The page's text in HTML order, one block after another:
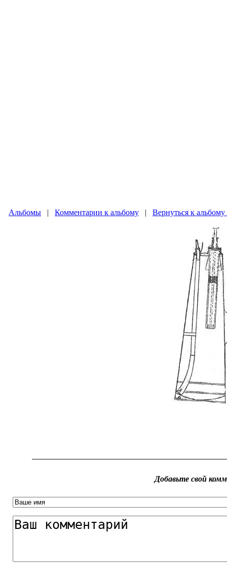
Альбомы | Комментарии к альбому | Вернуться к
Добавьте свой